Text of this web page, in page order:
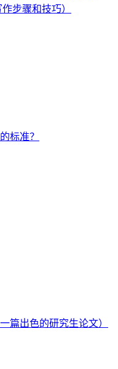
步骤和技巧）
标准？
篇出色的研究生论文）